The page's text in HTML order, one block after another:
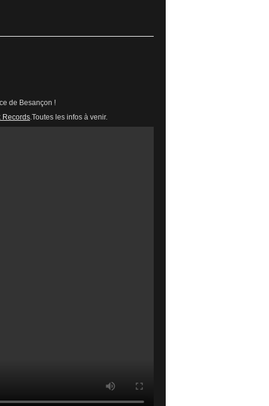
de Besançon !
Records.Toutes les infos à venir.